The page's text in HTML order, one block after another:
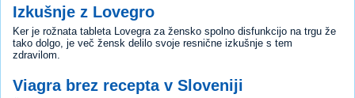
Izkušnje z Lovegro
Ker je rožnata tableta Lovegra za žensko spolno disfunkcijo na trgu že
tako dolgo, je več žensk delilo svoje resnične izkušnje s tem
zdravilom.
Viagra brez recepta v Sloveniji